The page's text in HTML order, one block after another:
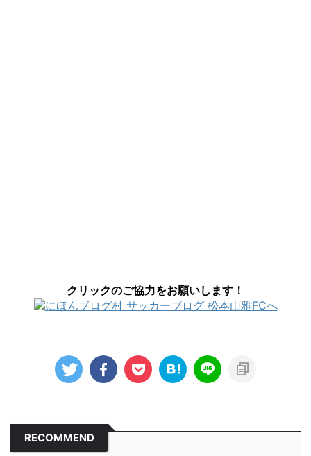
クリックのご協力をお願いします！
RECOMMEND